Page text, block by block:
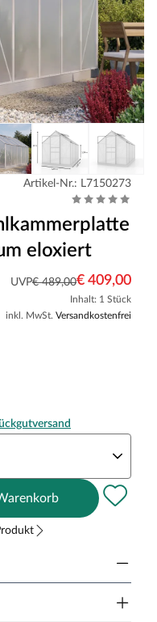
Artikel-Nr.: L7150273
eloxiert
UVP€ 489,00€ 409,00
Inhalt: 1 Stück
inkl. MwSt. Versandkostenfrei
wahlweise. mit